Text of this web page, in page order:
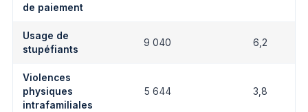
de paiement
Usage de
stupéfiants
9 040 6,2
Violences
physiques
intrafamiliales
5 644 3,8